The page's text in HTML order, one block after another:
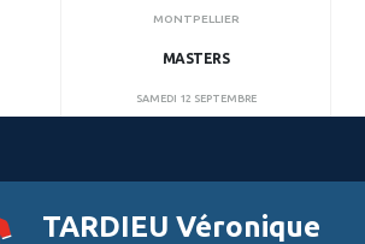
MONTPELLIER
MASTERS
SAMEDI 12 SEPTEMBRE
TARDIEU Véronique